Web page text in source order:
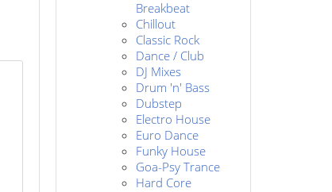
Breakbeat
Chillout
Classic Rock
Dance / Club
DJ Mixes
Drum 'n' Bass
Dubstep
Electro House
Euro Dance
Funky House
Goa-Psy Trance
Hard Core